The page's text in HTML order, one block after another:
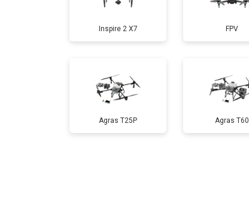
Замена материнской платы
Ремонт корпуса
Inspire 2 X7 FPV
Agras T25P Agras T60